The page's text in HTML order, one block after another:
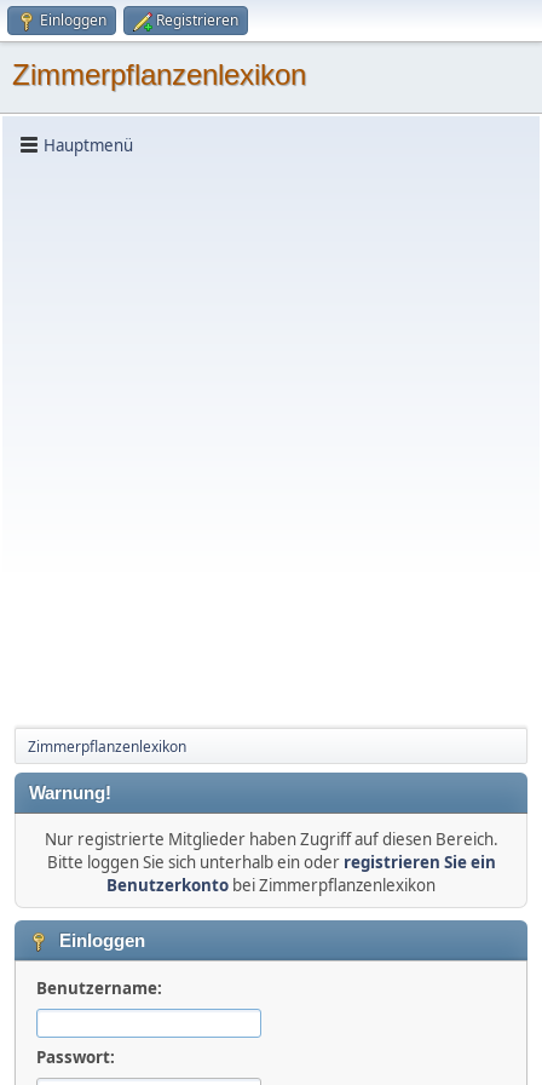
Einloggen Registrieren
Zimmerpflanzenlexikon
Hauptmenü
Zimmerpflanzenlexikon
Warnung!
Nur registrierte Mitglieder haben Zugriff auf diesen Bereich.
Bitte loggen Sie sich unterhalb ein oder registrieren Sie ein
Benutzerkonto bei Zimmerpflanzenlexikon
Einloggen
Benutzername:
Passwort: